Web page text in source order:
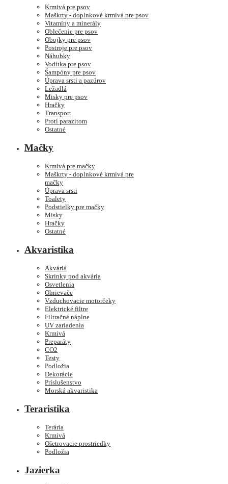
Krmivá pre psov
Maškrty - doplnkové krmivá pre psov
Vitamíny a minerály
Oblečenie pre psov
Obojky pre psov
Postroje pre psov
Náhubky
Vodítka pre psov
Šampóny pre psov
Úprava srsti a pazúrov
Ležadlá
Misky pre psov
Hračky
Transport
Proti parazitom
Ostatné
Mačky
Krmivá pre mačky
Maškrty - doplnkové krmivá pre
mačky
Úprava srsti
Toalety
Podstielky pre mačky
Misky
Hračky
Ostatné
Akvaristika
Akváriá
Skrinky pod akvária
Osvetlenia
Ohrievače
Vzduchovacie motorčeky
Elektrické filtre
Filtračné náplne
UV zariadenia
Krmivá
Preparáty
CO2
Testy
Podložia
Dekorácie
Príslušenstvo
Morská akvaristika
Teraristika
Terária
Krmivá
Ošetrovacie prostriedky
Podložia
Jazierka